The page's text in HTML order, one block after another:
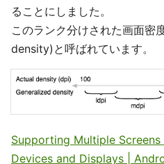
ることにしました。
このランク分けされた画面密
density)と呼ばれています。
Supporting Multiple
Devices and Displays |